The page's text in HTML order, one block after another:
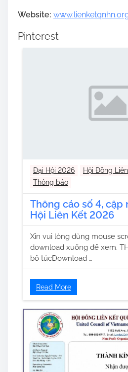
Website:
Pinterest
Đại Hội 2026 Hội Đồng
Thông báo
Thông cáo số 4, cập
Hội Liên Kết 2026
Xin vui lòng dùng mouse
download xuống để xem.
bổ túcDownload …
Read More